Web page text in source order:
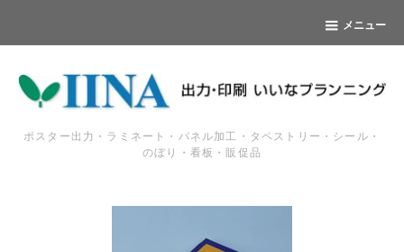
メニュー
ポスター出力・ラミネート・パネル加工・タペストリー・シール・
のぼり・看板・販促品